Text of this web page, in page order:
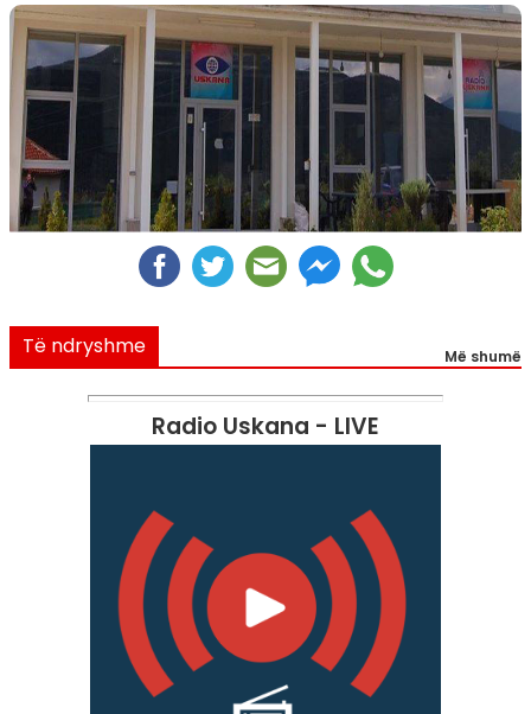
Të ndryshme Më shumë
Radio Uskana - LIVE